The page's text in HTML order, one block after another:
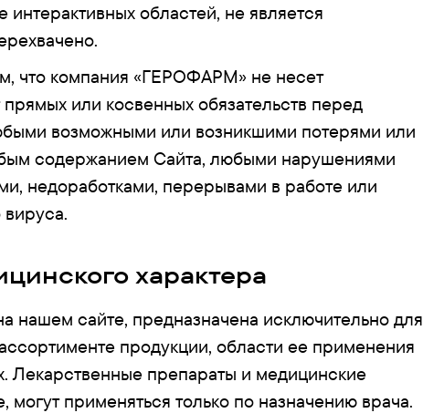
областей, не является
что компания «ГЕРОФАРМ» не несет
или косвенных обязательств перед
возможными или возникшими потерями или
содержанием Сайта, любыми нарушениями
недоработками, перерывами в работе или
характера
нашем сайте, предназначена исключительно для
продукции, области ее применения
Лекарственные препараты и медицинские
могут применяться только по назначению врача.